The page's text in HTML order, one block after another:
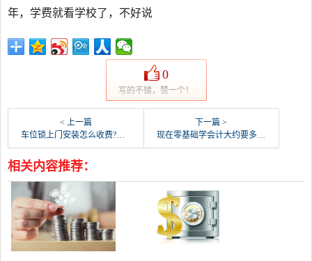
年，学费就看学校了，不好说
0
写的不错，赞一个！
< 上一篇
车位锁上门安装怎么收费?大概要多久？
下一篇 >
现在零基础学会计大约要多少钱啦？
相关内容推荐：